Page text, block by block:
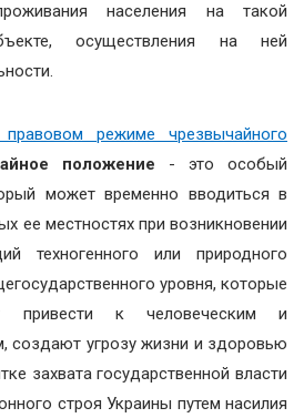
населения на такой
осуществления на ней
режиме чрезвычайного
положение - это особый
может временно вводиться в
ее местностях при возникновении
техногенного или природного
уровня, которые
привести к человеческим и
создают угрозу жизни и здоровью
захвата государственной власти
строя Украины путем насилия